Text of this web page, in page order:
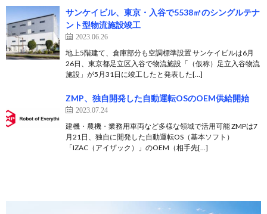
サンケイビル、東京・入谷で5538㎡のシングルテナ
ント型物流施設竣工
2023.06.26
地上5階建て、倉庫部分も空調標準設置 サンケイビルは6月
26日、東京都足立区入谷で物流施設「（仮称）足立入谷物流
施設」が5月31日に竣工したと発表した[…]
ZMP、独自開発した自動運転OSのOEM供給開始
2023.07.24
建機・農機・業務用車両など多様な領域で活用可能 ZMPは7
月21日、独自に開発した自動運転OS（基本ソフト）
「IZAC（アイザック）」のOEM（相手先[…]